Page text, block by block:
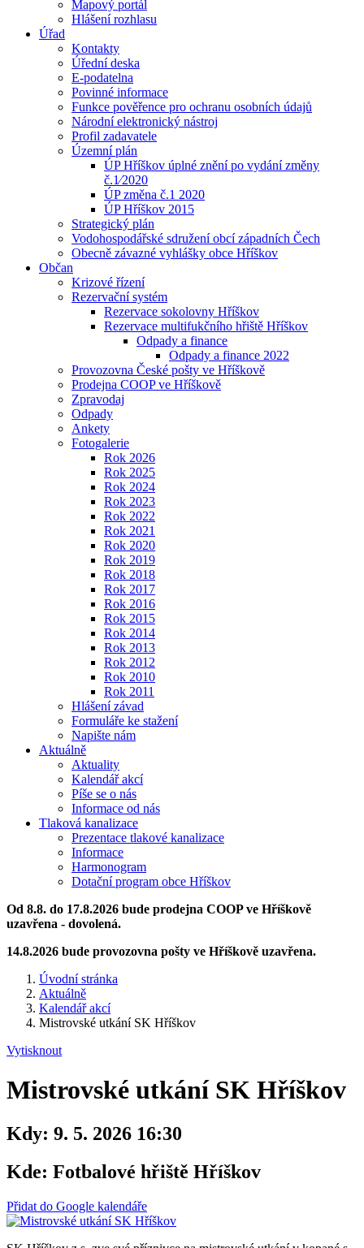
Mapový portál
Hlášení rozhlasu
Úřad
Kontakty
Úřední deska
E-podatelna
Povinné informace
Funkce pověřence pro ochranu osobních údajů
Národní elektronický nástroj
Profil zadavatele
Územní plán
ÚP Hříškov úplné znění po vydání změny
č.1⁄2020
ÚP změna č.1 2020
ÚP Hříškov 2015
Strategický plán
Vodohospodářské sdružení obcí západních Čech
Obecně závazné vyhlášky obce Hříškov
Občan
Krizové řízení
Rezervační systém
Rezervace sokolovny Hříškov
Rezervace multifukčního hřiště Hříškov
Odpady a finance
Odpady a finance 2022
Provozovna České pošty ve Hříškově
Prodejna COOP ve Hříškově
Zpravodaj
Odpady
Ankety
Fotogalerie
Rok 2026
Rok 2025
Rok 2024
Rok 2023
Rok 2022
Rok 2021
Rok 2020
Rok 2019
Rok 2018
Rok 2017
Rok 2016
Rok 2015
Rok 2014
Rok 2013
Rok 2012
Rok 2010
Rok 2011
Hlášení závad
Formuláře ke stažení
Napište nám
Aktuálně
Aktuality
Kalendář akcí
Píše se o nás
Informace od nás
Tlaková kanalizace
Prezentace tlakové kanalizace
Informace
Harmonogram
Dotační program obce Hříškov
Od 8.8. do 17.8.2026 bude prodejna COOP ve Hříškově
uzavřena - dovolená.
14.8.2026 bude provozovna pošty ve Hříškově uzavřena.
Úvodní stránka
Aktuálně
Kalendář akcí
Mistrovské utkání SK Hříškov
Vytisknout
Mistrovské utkání SK Hříškov
Kdy: 9. 5. 2026 16:30
Kde: Fotbalové hřiště Hříškov
Přidat do Google kalendáře